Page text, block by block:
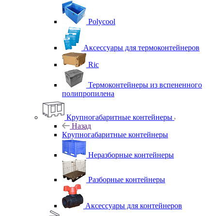
Polycool
Аксессуары для термоконтейнеров
Ric
Термоконтейнеры из вспененного
полипропилена
Крупногабаритные контейнеры
Назад
Крупногабаритные контейнеры
Неразборные контейнеры
Разборные контейнеры
Аксессуары для контейнеров